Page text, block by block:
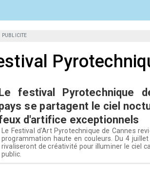
PUBLICITE
Le festival Pyrotechnique
se partagent le ciel
d'artifice exceptionnels
Le Festival d'Art Pyrotechnique de Cannes
programmation haute en couleurs. Du 4
rivaliseront de créativité pour illuminer le ciel
public.